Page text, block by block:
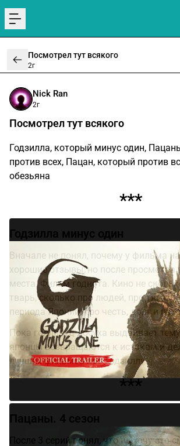
menu
Посмотрел тут всякого
2г
Nick Ran
2г
Посмотрел тут всякого
Годзилла, который минус один,
против всех, Пацан, который против
обезьяна
***
Годзилла минус один
Вначале не понял, почему у фильма
хорошие отзывы, но после просмотра
места. Фильм годнота. Кино не
тварь, сколько про людей, про тяготы
периода Японии, про честь, долг и
Пока голливуд досуха выдаивает
японцы возвращаются к истокам и
лучших фильмов про Годзиллу.
***
Пацаны. 4 сезон
После 3 серий понял, что не хочу это